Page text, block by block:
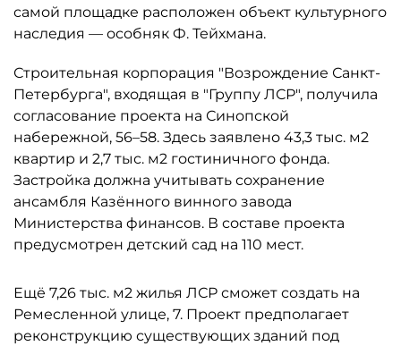
самой площадке расположен объект культурного
наследия — особняк Ф. Тейхмана.
Строительная корпорация "Возрождение Санкт-
Петербурга", входящая в "Группу ЛСР", получила
согласование проекта на Синопской
набережной, 56–58. Здесь заявлено 43,3 тыс. м2
квартир и 2,7 тыс. м2 гостиничного фонда.
Застройка должна учитывать сохранение
ансамбля Казённого винного завода
Министерства финансов. В составе проекта
предусмотрен детский сад на 110 мест.
Ещё 7,26 тыс. м2 жилья ЛСР сможет создать на
Ремесленной улице, 7. Проект предполагает
реконструкцию существующих зданий под